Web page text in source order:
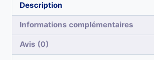
Élégants
|
Description
Informations complémentaires
Avis (0)